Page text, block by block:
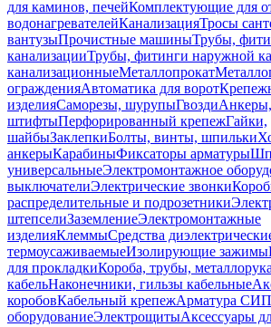
для каминов, печейКомплектующие для
водонагревателейКанализацияТросы
вантузыПрочистные машиныТрубы,
канализацииТрубы, фитинги наружной
канализационныеМеталлопрокат
огражденияАвтоматика для ворот
изделияСаморезы, шурупыГвозди
штифтыПерфорированный крепежГайки,
шайбыЗаклепкиБолты, винты, шпильки
анкерыКарабиныФиксаторы арматуры
универсальныеЭлектромонтажное
выключателиЭлектрические звонки
распределительные и подрозетники
штепселиЗаземлениеЭлектромонтажные
изделияКлеммыСредства
термоусаживаемыеИзолирующие зажимы
для прокладкиКороба, трубы,
кабельНаконечники, гильзы кабельные
коробовКабельный крепежАрматура СИП
оборудованиеЭлектрощитыАксессуары